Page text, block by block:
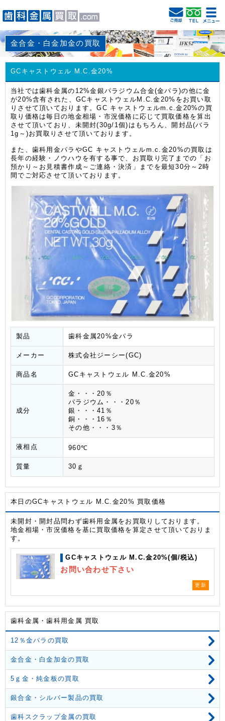
金合金・白金加金の買取
GCキャストウェル M.C.金20%
当社では歯科金属の12%金銀パラジウム合金(金パラ)の他に金
が20%含有された、GCキャストウェルM.C.金20%をお買い取
りさせて頂いております。GC キャストウェルm.c.金20%の買
取り価格は毎日の地金相場・市況価格に応じて買取価格を算出
させて頂いており、未開封(30g/1個)はもちろん、開封品(バラ
1g～)お買取りさせて頂いております。
また、歯科用金パラやGC キャストウェルm.c.金20%の買取は
長年の経験・ノウハウを有する事で、お買取り完了までの「お
預かり～お見積書作成～ご連絡・決済」までを最短30分～2時
間でご対応させて頂いております。
製品 歯科金属20%金パラ
メーカー 株式会社ジーシー(GC)
商品名 GCキャストウェル M.C.金20%
成分
金・・・20％
パラジウム・・・20％
銀・・・41％
銅・・・16％
その他・・・3％
液相点 960℃
質量 30ｇ
本日のGCキャストウェル M.C.金20% 買取価格
未開封・開封品問わず歯科用金属をお買取りしております。
地金相場・市況価格を基に買取価格を算定させて頂いておりま
す。
GCキャストウェル M.C.金20%(個/税込)
お問い合わせ下さい
更新
歯科金属・歯科用金属 買取
12％金パラの買取
金合金・白金加金の買取
5ｇ金・純金板の買取
銀合金・シルバー製品の買取
歯科スクラップ金属の買取